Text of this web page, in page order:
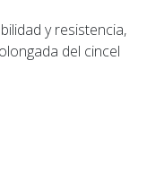
y resistencia,
del cincel